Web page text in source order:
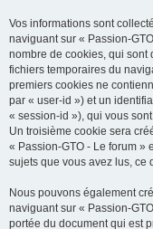
Vos informations sont
naviguant sur « Passion-
nombre de cookies, qui sont
fichiers temporaires du
premiers cookies ne
par « user-id ») et un
« session-id »), qui vous
Un troisième cookie sera
« Passion-GTO - Le forum »
sujets que vous avez lus, ce
Nous pouvons également
naviguant sur « Passion-
portée du document qui est